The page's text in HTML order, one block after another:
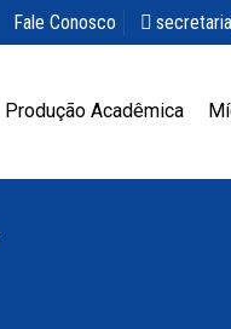
Fale Conosco
Produção Acadêmica